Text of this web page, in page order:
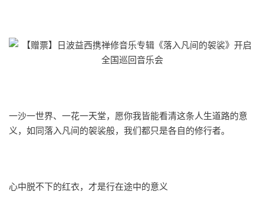
一沙一世界、一花一天堂，愿你我皆能看清这条人生道路的意
义，如同落入凡间的袈裟般，我们都只是各自的修行者。
心中脱不下的红衣，才是行在途中的意义